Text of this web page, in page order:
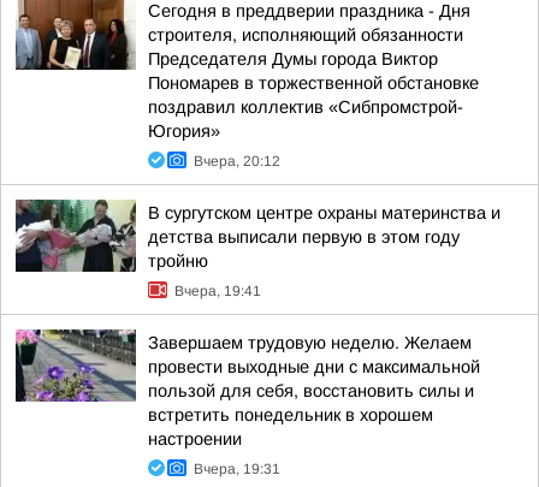
Сегодня в преддверии праздника - Дня
строителя, исполняющий обязанности
Председателя Думы города Виктор
Пономарев в торжественной обстановке
поздравил коллектив «Сибпромстрой-
Югория»
Вчера, 20:12
В сургутском центре охраны материнства и
детства выписали первую в этом году
тройню
Вчера, 19:41
Завершаем трудовую неделю. Желаем
провести выходные дни с максимальной
пользой для себя, восстановить силы и
встретить понедельник в хорошем
настроении
Вчера, 19:31